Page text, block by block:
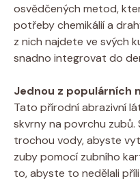
osvědčených metod,
potřeby chemikálií a
z nich najdete ve svých
snadno integrovat do
Jednou z populárních
Tato přírodní abrazivní
skvrny na povrchu zubů.
trochou vody, abyste
zuby pomocí zubního
to, abyste to nedělali